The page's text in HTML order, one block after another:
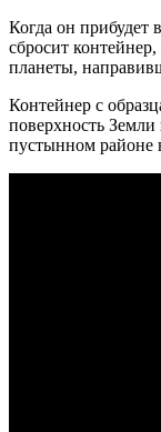
Когда он прибудет
сбросит
планеты,
Контейнер с
поверхность
пустынном районе